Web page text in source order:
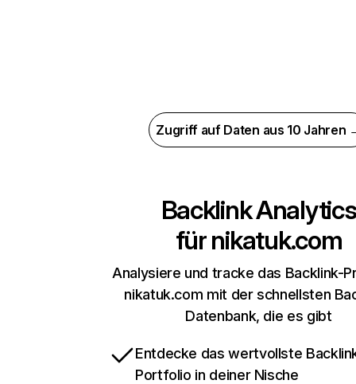
Zugriff auf Daten aus 10 Jahren
Backlink Analytics
fürnikatuk.com
Analysiere und tracke das Backlink-
nikatuk.com mit der schnellsten
Datenbank, die es gibt
Entdecke das wertvollste
Portfolio in deiner Nische